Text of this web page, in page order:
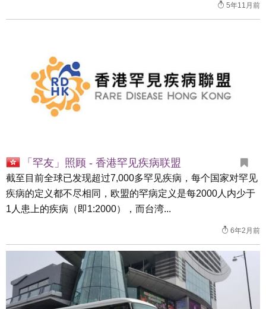
5年11月前
「罕友」照顾 - 香港罕见疾病联盟
截至目前全球已发现超过7,000多罕见疾病，每个国家对罕见
疾病的定义都不尽相同，欧盟的罕病定义是每2000人内少于
1人患上的疾病（即1:2000），而台湾...
6年2月前